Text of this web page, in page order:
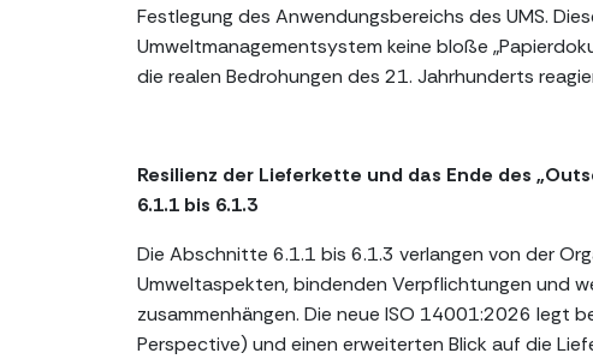
Festlegung des Anwendungsbereichs des UMS.
Umweltmanagementsystem keine bloße
die realen Bedrohungen des 21. Jahrhunderts
Resilienz der Lieferkette und das Ende des
6.1.1 bis 6.1.3
Die Abschnitte 6.1.1 bis 6.1.3 verlangen von der
Umweltaspekten, bindenden Verpflichtungen und
zusammenhängen. Die neue ISO 14001:2026 legt
Perspective) und einen erweiterten Blick auf die